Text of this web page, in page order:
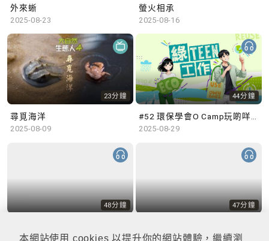
本網站使用 cookies 以提升你的網站體驗，繼續瀏
外來蜥
2025-08-23
螢火相承
2025-08-16
23分鐘
尋覓海洋
2025-08-09
44分鐘
#52 環保學會O Camp玩啲咩？ | 參與學生: Sammi、Cardi、Charles (香港科技大學 環境管理及科技學生聯會)
2025-08-29
48分鐘
2025-08-22
47分鐘
2025-08-15